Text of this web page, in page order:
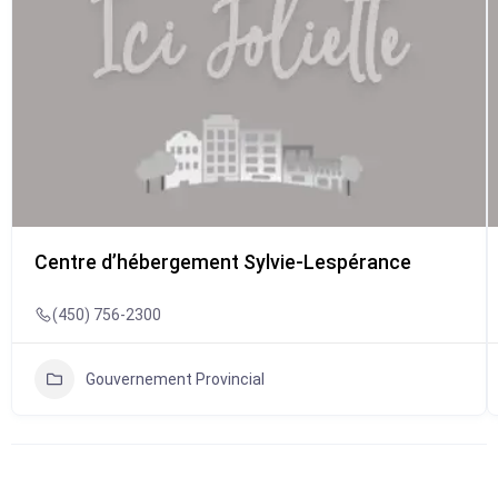
Centre d’hébergement Sylvie-Lespérance
(450) 756-2300
Gouvernement Provincial